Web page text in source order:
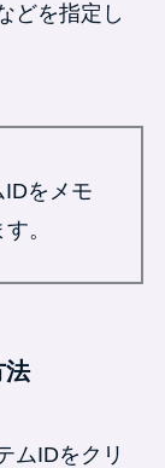
どを指定し
をメモ
。
法
ムIDをクリ